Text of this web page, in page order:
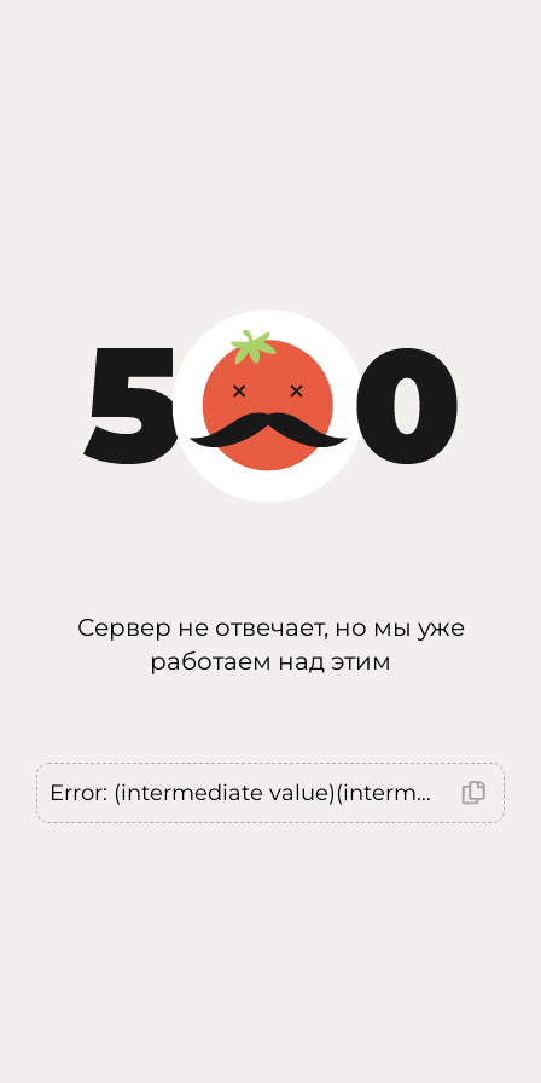
Сервер не отвечает, но мы уже
работаем над этим
Error: (intermediate value)(intermediate value)(intermediate value).replaceAll is not a function